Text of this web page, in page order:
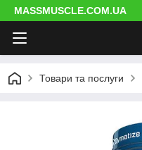
MASSMUSCLE.COM.UA
Товари та послуги